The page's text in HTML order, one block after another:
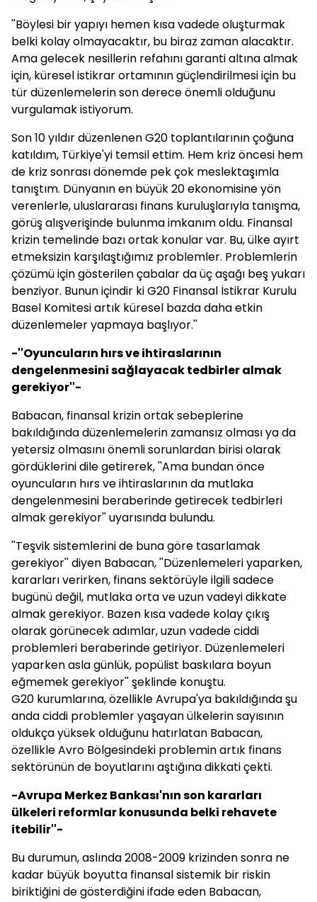
''Böylesi bir yapıyı hemen kısa vadede oluşturmak
belki kolay olmayacaktır, bu biraz zaman alacaktır.
Ama gelecek nesillerin refahını garanti altına almak
için, küresel istikrar ortamının güçlendirilmesi için bu
tür düzenlemelerin son derece önemli olduğunu
vurgulamak istiyorum.
Son 10 yıldır düzenlenen G20 toplantılarının çoğuna
katıldım, Türkiye'yi temsil ettim. Hem kriz öncesi hem
de kriz sonrası dönemde pek çok meslektaşımla
tanıştım. Dünyanın en büyük 20 ekonomisine yön
verenlerle, uluslararası finans kuruluşlarıyla tanışma,
görüş alışverişinde bulunma imkanım oldu. Finansal
krizin temelinde bazı ortak konular var. Bu, ülke ayırt
etmeksizin karşılaştığımız problemler. Problemlerin
çözümü için gösterilen çabalar da üç aşağı beş yukarı
benziyor. Bunun içindir ki G20 Finansal İstikrar Kurulu
Basel Komitesi artık küresel bazda daha etkin
düzenlemeler yapmaya başlıyor.''
-''Oyuncuların hırs ve ihtiraslarının
dengelenmesini sağlayacak tedbirler almak
gerekiyor''-
Babacan, finansal krizin ortak sebeplerine
bakıldığında düzenlemelerin zamansız olması ya da
yetersiz olmasını önemli sorunlardan birisi olarak
gördüklerini dile getirerek, ''Ama bundan önce
oyuncuların hırs ve ihtiraslarının da mutlaka
dengelenmesini beraberinde getirecek tedbirleri
almak gerekiyor'' uyarısında bulundu.
''Teşvik sistemlerini de buna göre tasarlamak
gerekiyor'' diyen Babacan, ''Düzenlemeleri yaparken,
kararları verirken, finans sektörüyle ilgili sadece
bugünü değil, mutlaka orta ve uzun vadeyi dikkate
almak gerekiyor. Bazen kısa vadede kolay çıkış
olarak görünecek adımlar, uzun vadede ciddi
problemleri beraberinde getiriyor. Düzenlemeleri
yaparken asla günlük, popülist baskılara boyun
eğmemek gerekiyor'' şeklinde konuştu.
G20 kurumlarına, özellikle Avrupa'ya bakıldığında şu
anda ciddi problemler yaşayan ülkelerin sayısının
oldukça yüksek olduğunu hatırlatan Babacan,
özellikle Avro Bölgesindeki problemin artık finans
sektörünün de boyutlarını aştığına dikkati çekti.
-Avrupa Merkez Bankası'nın son kararları
ülkeleri reformlar konusunda belki rehavete
itebilir''-
Bu durumun, aslında 2008-2009 krizinden sonra ne
kadar büyük boyutta finansal sistemik bir riskin
biriktiğini de gösterdiğini ifade eden Babacan,